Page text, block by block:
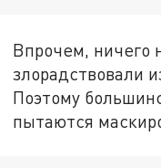
Впрочем, ничего
злорадствовали
Поэтому
пытаются